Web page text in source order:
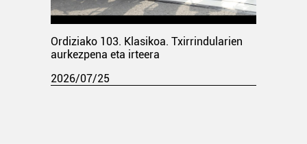
Ordiziako 103. Klasikoa. Txirrindularien
aurkezpena eta irteera
2026/07/25